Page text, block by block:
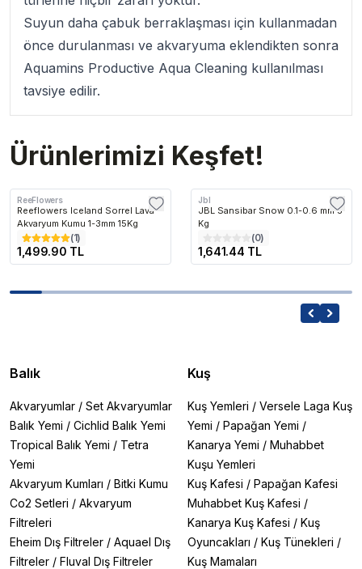
Suyun daha çabuk berraklaşması için kullanmadan
önce durulanması ve akvaryuma eklendikten sonra
Aquamins Productive Aqua Cleaning kullanılması
tavsiye edilir.
Ürünlerimizi Keşfet!
ReeFlowers
Reeflowers Iceland Sorrel Lava
Akvaryum Kumu 1-3mm 15Kg
(1)
1,499.90 TL
Jbl
JBL Sansibar Snow 0.1-0.6 mm 5
Kg
(0)
1,641.44 TL
Balık
Akvaryumlar / Set Akvaryumlar
Balık Yemi / Cichlid Balık Yemi
Tropical Balık Yemi / Tetra
Yemi
Akvaryum Kumları / Bitki Kumu
Co2 Setleri / Akvaryum
Filtreleri
Eheim Dış Filtreler / Aquael Dış
Filtreler / Fluval Dış Filtreler
Kuş
Kuş Yemleri / Versele Laga Kuş
Yemi / Papağan Yemi /
Kanarya Yemi / Muhabbet
Kuşu Yemleri
Kuş Kafesi / Papağan Kafesi
Muhabbet Kuş Kafesi /
Kanarya Kuş Kafesi / Kuş
Oyuncakları / Kuş Tünekleri /
Kuş Mamaları